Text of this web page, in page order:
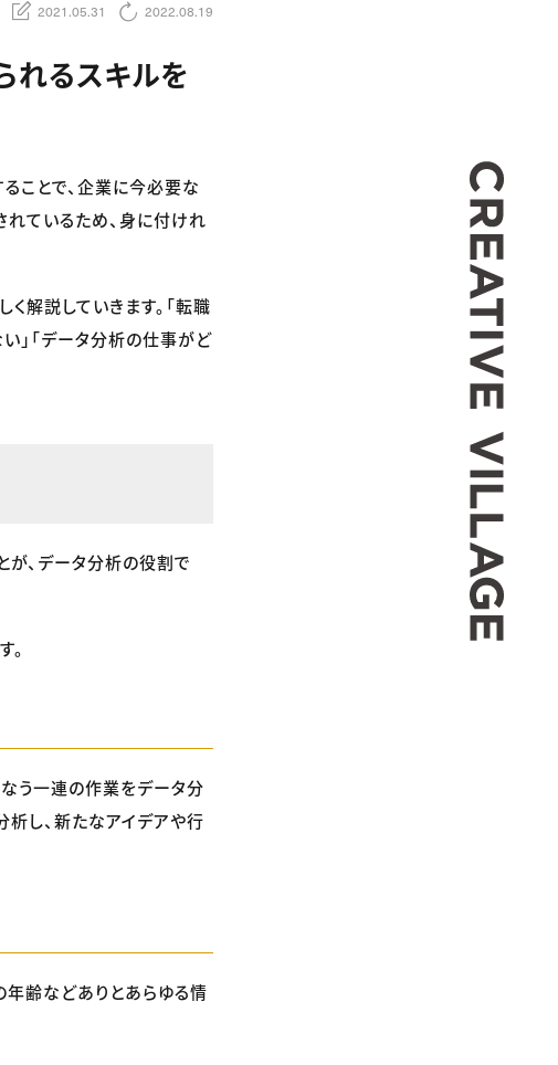
2021.05.31 2022.08.19
れるスキルを
ことで、企業に今必要な
れているため、身に付けれ
解説していきます。「転職
」「データ分析の仕事がど
、データ分析の役割で
う一連の作業をデータ分
し、新たなアイデアや行
年齢などありとあらゆる情